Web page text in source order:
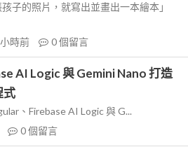
子的照片，就寫出並畫出一本繪本」
時前 0個留言
AI Logic 與 Gemini Nano 打造
式
、Firebase AI Logic 與 G...
0個留言